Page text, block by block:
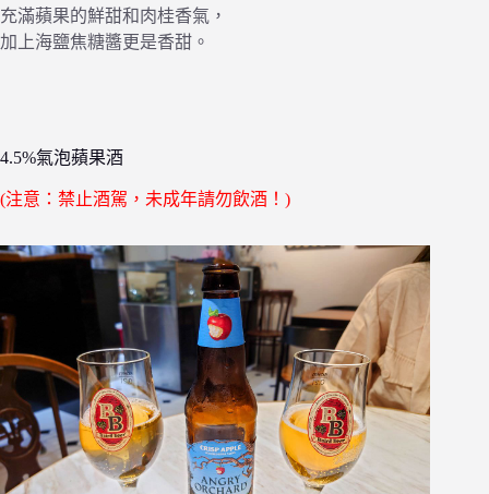
充滿蘋果的鮮甜和肉桂香氣，
加上海鹽焦糖醬更是香甜。
4.5%氣泡蘋果酒
(注意：禁止酒駕，未成年請勿飲酒！)